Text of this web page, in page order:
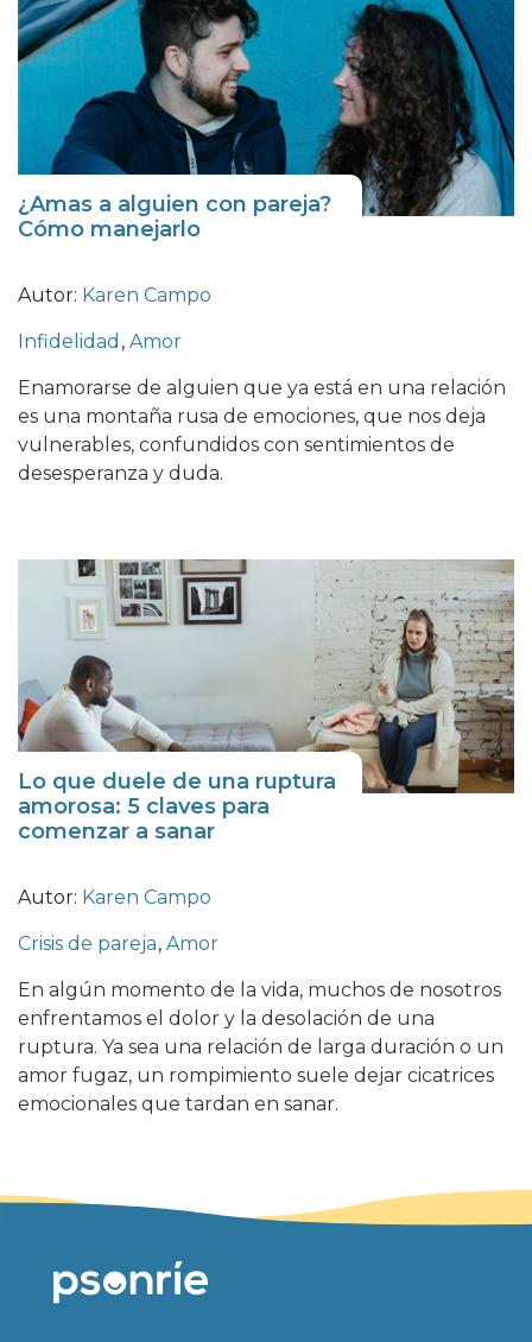
¿Amas a alguien con pareja?
Cómo manejarlo
Autor: Karen Campo
Infidelidad, Amor
Enamorarse de alguien que ya está en una relación
es una montaña rusa de emociones, que nos deja
vulnerables, confundidos con sentimientos de
desesperanza y duda.
Lo que duele de una ruptura
amorosa: 5 claves para
comenzar a sanar
Autor: Karen Campo
Crisis de pareja, Amor
En algún momento de la vida, muchos de nosotros
enfrentamos el dolor y la desolación de una
ruptura. Ya sea una relación de larga duración o un
amor fugaz, un rompimiento suele dejar cicatrices
emocionales que tardan en sanar.